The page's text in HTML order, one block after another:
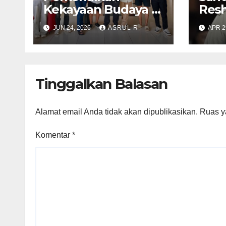
Kekayaan Budaya di
Kepri, Film
“Samudra di Atas
Laut” Angkat Kisah
JUN 24, 2026 ASRUL R APR
Tinggalkan Balasan
Alamat email Anda tidak akan dipublikasikan. Ruas
Komentar *